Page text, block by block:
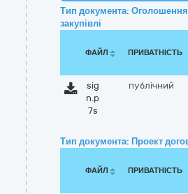
Тип документа:
закупівлі
ФАЙЛ ПРИВАТНІСТЬ
sig
n.p
7s
публічний
Тип документа: Проект
ФАЙЛ ПРИВАТНІСТЬ